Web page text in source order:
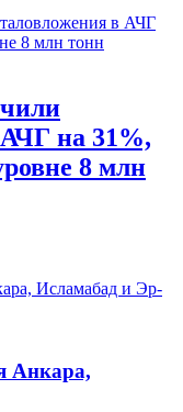
на 31%,
8 млн
Анкара,